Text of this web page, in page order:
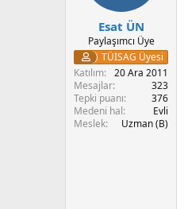
Esat ÜN
Paylaşımcı Üye
TÜİSAG Üyesi
Katılım
20 Ara 2011
Mesajlar
323
Tepki puanı
376
Medeni hal
Evli
Meslek
Uzman (B)